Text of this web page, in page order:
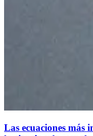
Las ecuaciones más